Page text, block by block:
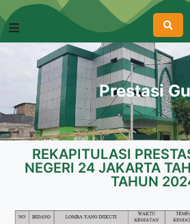
Prestasi
REKAPITULASI
NEGERI 24 JAKARTA
TAHUN